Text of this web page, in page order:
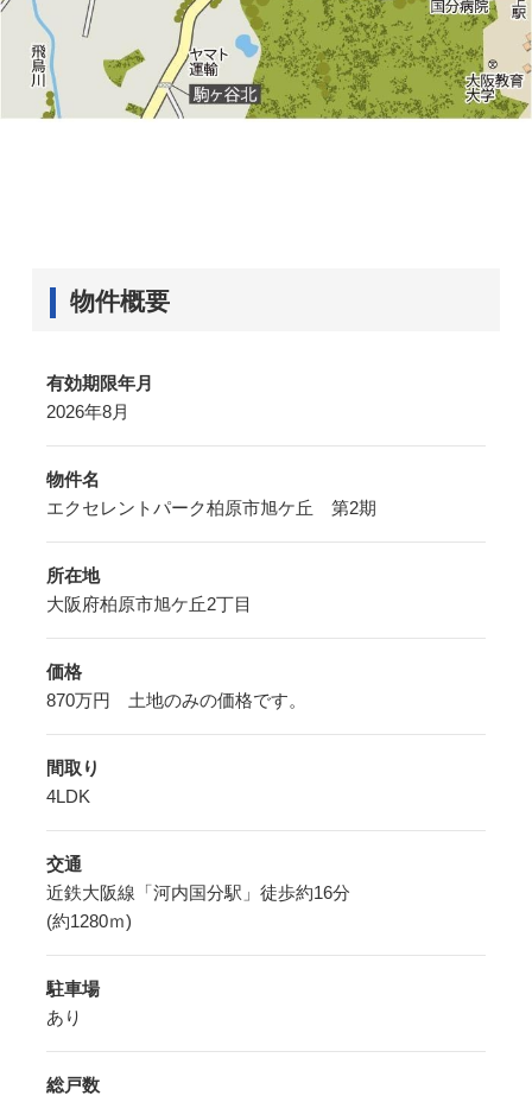
物件概要
有効期限年月
2026年8月
物件名
エクセレントパーク柏原市旭ケ丘 第2期
所在地
大阪府柏原市旭ケ丘2丁目
価格
870万円 土地のみの価格です。
間取り
4LDK
交通
近鉄大阪線「河内国分駅」徒歩約16分
(約1280ｍ)
駐車場
あり
総戸数